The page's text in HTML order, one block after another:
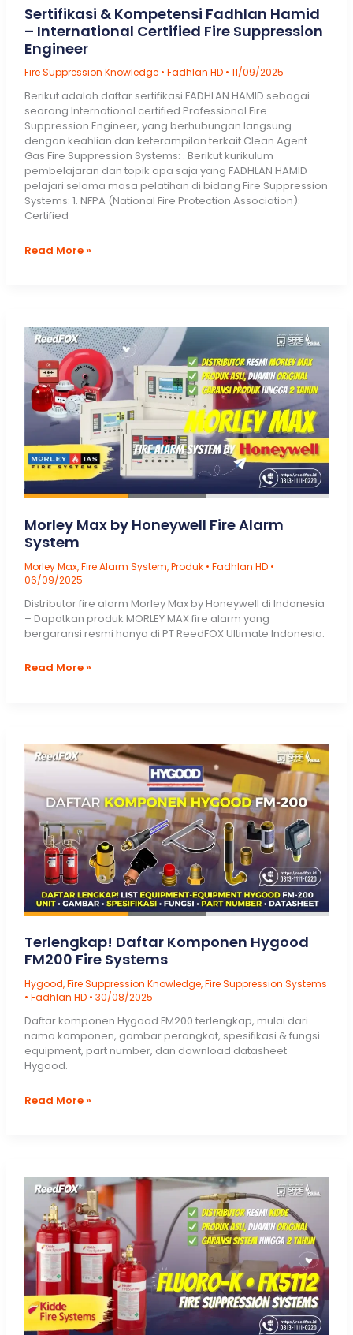
Sertifikasi & Kompetensi Fadhlan Hamid
– International Certified Fire Suppression
Engineer
Fire Suppression Knowledge• Fadhlan HD • 11/09/2025
Berikut adalah daftar sertifikasi FADHLAN HAMID sebagai
seorang International certified Professional Fire
Suppression Engineer, yang berhubungan langsung
dengan keahlian dan keterampilan terkait Clean Agent
Gas Fire Suppression Systems: . Berikut kurikulum
pembelajaran dan topik apa saja yang FADHLAN HAMID
pelajari selama masa pelatihan di bidang Fire Suppression
Systems: 1. NFPA (National Fire Protection Association):
Certified
Sertifikasi
–
International
Certified
Fire
Suppression
Engineer
Read More »
Morley Max by Honeywell Fire Alarm
System
Morley Max,Fire Alarm System,Produk• Fadhlan HD •
06/09/2025
Distributor fire alarm Morley Max by Honeywell di Indonesia
– Dapatkan produk MORLEY MAX fire alarm yang
bergaransi resmi hanya di PT ReedFOX Ultimate Indonesia.
Morley
Alarm
System
Read More »
Terlengkap! Daftar Komponen Hygood
FM200 Fire Systems
Hygood,Fire Suppression Knowledge,Fire Suppression Systems
• Fadhlan HD • 30/08/2025
Daftar komponen Hygood FM200 terlengkap, mulai dari
nama komponen, gambar perangkat, spesifikasi & fungsi
equipment, part number, dan download datasheet
Hygood.
Terlengkap!
Fire
Systems
Read More »